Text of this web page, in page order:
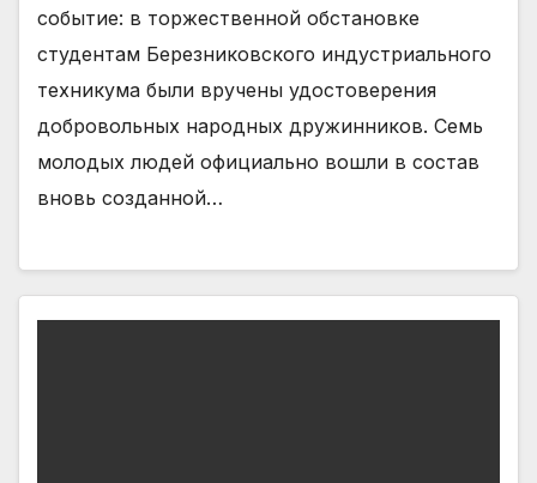
событие: в торжественной обстановке
студентам Бе­резниковского индустри­ального
техникума были вручены удостоверения
добровольных народных дружинников. Семь
моло­дых людей официально вошли в состав
вновь соз­данной…